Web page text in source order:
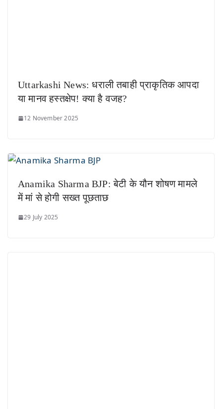
Uttarkashi News: धराली तबाही प्राकृतिक आपदा
या मानव हस्तक्षेप! क्या है वजह?
12 November 2025
Anamika Sharma BJP: बेटी के यौन शोषण मामले
में मां से होगी सख्त पूछताछ
29 July 2025